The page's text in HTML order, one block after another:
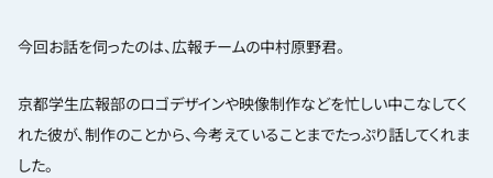
今回お話を伺ったのは、広報チームの中村原野君。
京都学生広報部のロゴデザインや映像制作などを忙しい中こなしてく
れた彼が、制作のことから、今考えていることまでたっぷり話してくれま
した。